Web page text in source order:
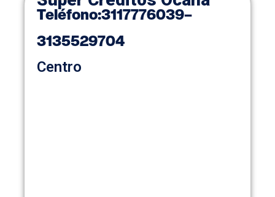
Teléfono:3117776039–
3135529704
Centro